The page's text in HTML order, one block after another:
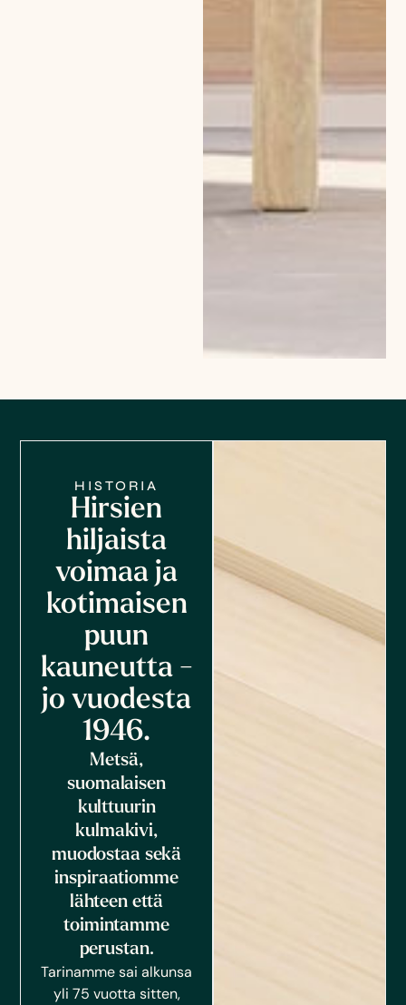
HISTORIA
Hirsien
hiljaista
voimaa ja
kotimaisen
puun
kauneutta -
jo vuodesta
1946.
Metsä,
suomalaisen
kulttuurin
kulmakivi,
muodostaa sekä
inspiraatiomme
lähteen että
toimintamme
perustan.
Tarinamme sai alkunsa
yli 75 vuotta sitten,